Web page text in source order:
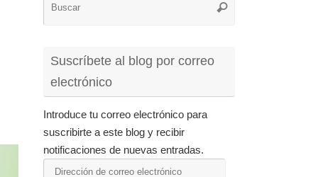
Buscar
Suscríbete al blog por correo
electrónico
Introduce tu correo electrónico para
suscribirte a este blog y recibir
notificaciones de nuevas entradas.
Dirección